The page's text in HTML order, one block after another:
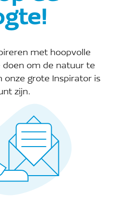
kennis, nieuws en
het werkveld.
Pro en via de mail
Vul dan het
in.
met hoopvolle
om de natuur te
onze grote Inspirator is
zijn.